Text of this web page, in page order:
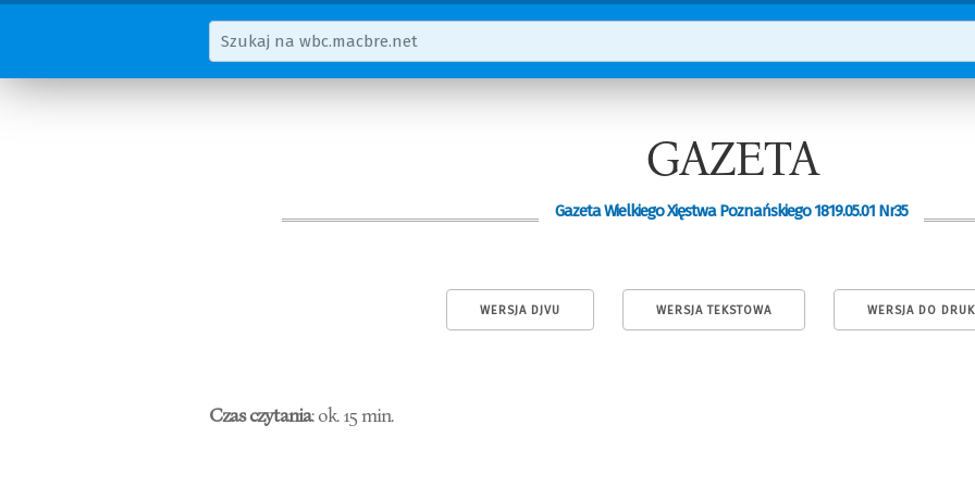
GAZETA
Gazeta Wielkiego Xięstwa Poznańskiego 1819.05.01 Nr35
WERSJA DJVU WERSJA TEKSTOWA WERSJA DO
Czas czytania: ok. 15 min.